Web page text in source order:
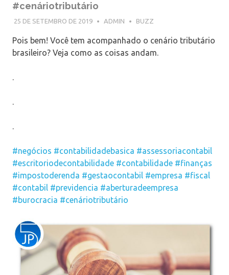
#cenáriotributário
25 DE SETEMBRO DE 2019 ADMIN BUZZ
Pois bem! Você tem acompanhado o cenário tributário
brasileiro? Veja como as coisas andam.
.
.
.
#negócios #contabilidadebasica #assessoriacontabil
#escritoriodecontabilidade #contabilidade #finanças
#impostoderenda #gestaocontabil #empresa #fiscal
#contabil #previdencia #aberturadeempresa
#burocracia #cenáriotributário